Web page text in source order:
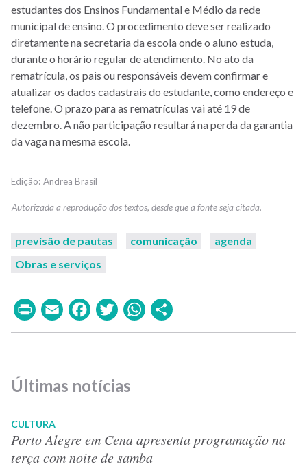
estudantes dos Ensinos Fundamental e Médio da rede
municipal de ensino. O procedimento deve ser realizado
diretamente na secretaria da escola onde o aluno estuda,
durante o horário regular de atendimento. No ato da
rematrícula, os pais ou responsáveis devem confirmar e
atualizar os dados cadastrais do estudante, como endereço e
telefone. O prazo para as rematrículas vai até 19 de
dezembro. A não participação resultará na perda da garantia
da vaga na mesma escola.
Andrea Brasil
previsão de pautas comunicação
agenda
Obras e serviços
PrintEmailFacebook
TwitterWhatsApp
Últimas notícias
CULTURA
Porto Alegre em Cena apresenta programação na
terça com noite de samba